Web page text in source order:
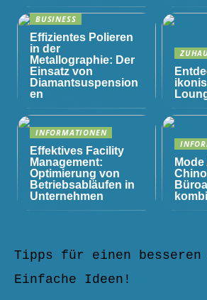
BUSINESS
Effizientes Polieren
in der
Metallographie: Der
Einsatz von
Diamantsuspension
en
INFORMATIONEN
Effektives Facility
Management:
Optimierung von
Betriebsabläufen in
Unternehmen
Tipps für einen
Einfache Ideen!